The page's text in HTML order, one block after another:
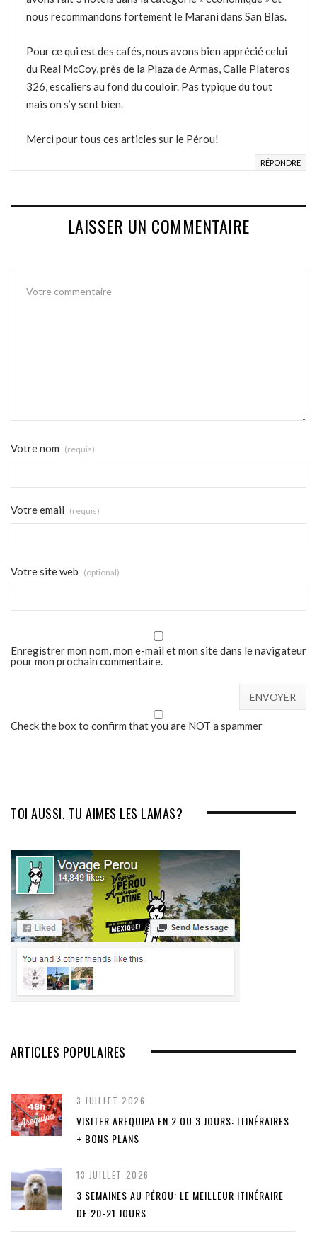
nous recommandons fortement le Marani dans San Blas.
Pour ce qui est des cafés, nous avons bien apprécié celui
du Real McCoy, près de la Plaza de Armas, Calle Plateros
326, escaliers au fond du couloir. Pas typique du tout
mais on s’y sent bien.
Merci pour tous ces articles sur le Pérou!
RÉPONDRE
LAISSER UN COMMENTAIRE
Votre nom (requis)
Votre email (requis)
Votre site web (optional)
Enregistrer mon nom, mon e-mail et mon site dans le navigateur
pour mon prochain commentaire.
Check the box to confirm that you are NOT a spammer
TOI AUSSI, TU AIMES LES LAMAS?
ARTICLES POPULAIRES
3 JUILLET 2026
VISITER AREQUIPA EN 2 OU 3 JOURS: ITINÉRAIRES
+ BONS PLANS
13 JUILLET 2026
3 SEMAINES AU PÉROU: LE MEILLEUR ITINÉRAIRE
DE 20-21 JOURS